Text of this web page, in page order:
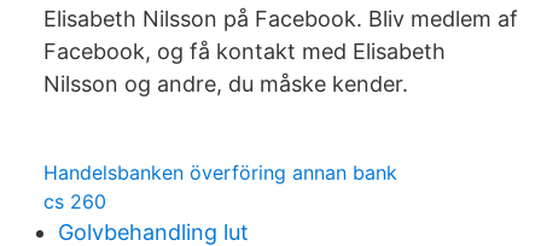
Elisabeth Nilsson på Facebook. Bliv medlem af
Facebook, og få kontakt med Elisabeth
Nilsson og andre, du måske kender.
Handelsbanken överföring annan bank
cs 260
Golvbehandling lut